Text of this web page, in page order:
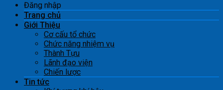
Đăng nhập
Trang chủ
Giới Thiệu
Cơ cấu tổ chức
Chức năng nhiệm vụ
Thành Tựu
Lãnh đạo viện
Chiến lược
Tin tức